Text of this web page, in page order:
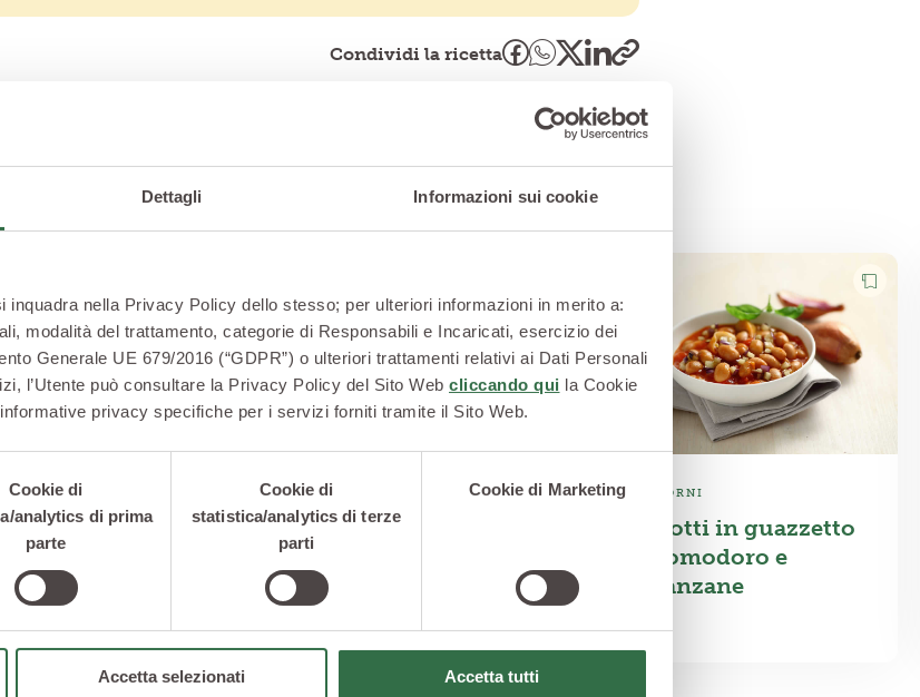
Dettagli Informazioni sui cookie
inquadra nella Privacy Policy dello stesso; per ulteriori informazioni in merito a:
modalità del trattamento, categorie di Responsabili e Incaricati, esercizio dei
Generale UE 679/2016 (“GDPR”) o ulteriori trattamenti relativi ai Dati Personali
l’Utente può consultare la Privacy Policy del Sito Web cliccando qui la Cookie
privacy specifiche per i servizi forniti tramite il Sito Web.
Cookie di
analytics di prima
parte
Cookie di
statistica/analytics di terze
parti
Cookie di Marketing
Accetta selezionati Accetta tutti
Condividi la ricetta
di
e Yogurt
CONTORNI
Cannellini
all'uccelletto
CONTORNI
Borlotti in guazzetto
di pomodoro e
melanzane